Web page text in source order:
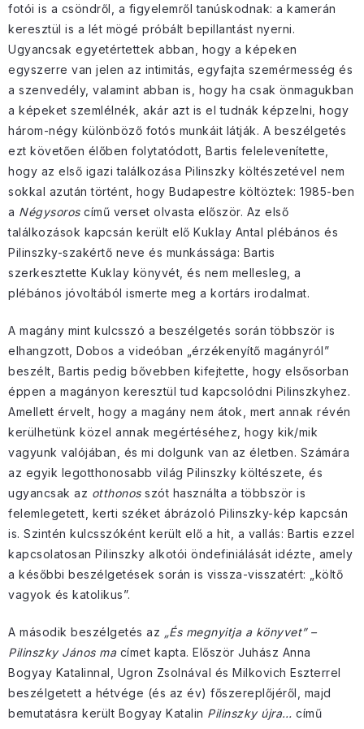
fotói is a csöndről, a figyelemről tanúskodnak: a kamerán
keresztül is a lét mögé próbált bepillantást nyerni.
Ugyancsak egyetértettek abban, hogy a képeken
egyszerre van jelen az intimitás, egyfajta szemérmesség és
a szenvedély, valamint abban is, hogy ha csak önmagukban
a képeket szemlélnék, akár azt is el tudnák képzelni, hogy
három-négy különböző fotós munkáit látják. A beszélgetés
ezt követően élőben folytatódott, Bartis felelevenítette,
hogy az első igazi találkozása Pilinszky költészetével nem
sokkal azután történt, hogy Budapestre költöztek: 1985-ben
a Négysoroscímű verset olvasta először. Az első
találkozások kapcsán került elő Kuklay Antal plébános és
Pilinszky-szakértő neve és munkássága: Bartis
szerkesztette Kuklay könyvét, és nem mellesleg, a
plébános jóvoltából ismerte meg a kortárs irodalmat.
A magány mint kulcsszó a beszélgetés során többször is
elhangzott, Dobos a videóban „érzékenyítő magányról”
beszélt, Bartis pedig bővebben kifejtette, hogy elsősorban
éppen a magányon keresztül tud kapcsolódni Pilinszkyhez.
Amellett érvelt, hogy a magány nem átok, mert annak révén
kerülhetünk közel annak megértéséhez, hogy kik/mik
vagyunk valójában, és mi dolgunk van az életben. Számára
az egyik legotthonosabb világ Pilinszky költészete, és
ugyancsak az otthonosszót használta a többször is
felemlegetett, kerti széket ábrázoló Pilinszky-kép kapcsán
is. Szintén kulcsszóként került elő a hit, a vallás: Bartis ezzel
kapcsolatosan Pilinszky alkotói öndefiniálását idézte, amely
a későbbi beszélgetések során is vissza-visszatért: „költő
vagyok és katolikus”.
A második beszélgetés az „És megnyitja a könyvet” –
Pilinszky János ma címet kapta. Először Juhász Anna
Bogyay Katalinnal, Ugron Zsolnával és Milkovich Eszterrel
beszélgetett a hétvége (és az év) főszereplőjéről, majd
bemutatásra került Bogyay Katalin Pilinszky újra… című